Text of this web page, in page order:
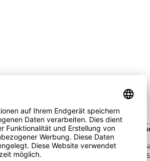
tesa 53949 tesa 53999 tesa 4688